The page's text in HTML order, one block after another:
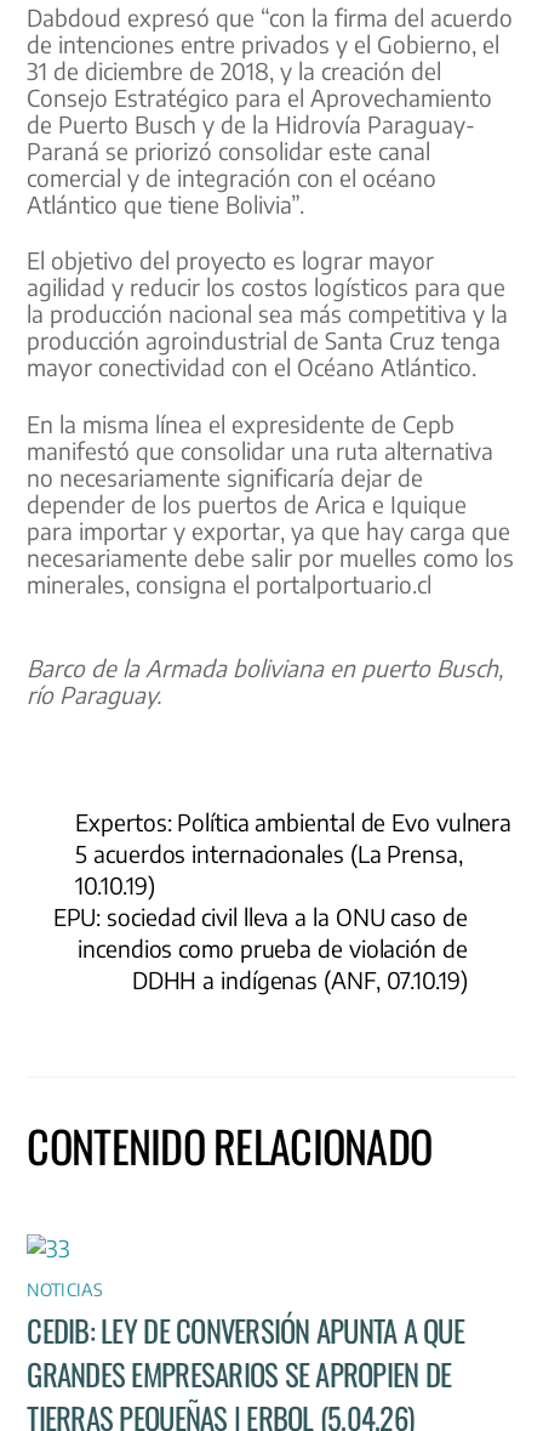
Dabdoud expresó que “con la firma del acuerdo
de intenciones entre privados y el Gobierno, el
31 de diciembre de 2018, y la creación del
Consejo Estratégico para el Aprovechamiento
de Puerto Busch y de la Hidrovía Paraguay-
Paraná se priorizó consolidar este canal
comercial y de integración con el océano
Atlántico que tiene Bolivia”.
El objetivo del proyecto es lograr mayor
agilidad y reducir los costos logísticos para que
la producción nacional sea más competitiva y la
producción agroindustrial de Santa Cruz tenga
mayor conectividad con el Océano Atlántico.
En la misma línea el expresidente de Cepb
manifestó que consolidar una ruta alternativa
no necesariamente significaría dejar de
depender de los puertos de Arica e Iquique
para importar y exportar, ya que hay carga que
necesariamente debe salir por muelles como los
minerales, consigna el portalportuario.cl
Barco de la Armada boliviana en puerto Busch,
río Paraguay.
Expertos: Política ambiental de Evo vulnera
5 acuerdos internacionales (La Prensa,
10.10.19)
EPU: sociedad civil lleva a la ONU caso de
incendios como prueba de violación de
DDHH a indígenas (ANF, 07.10.19)
CONTENIDO RELACIONADO
NOTICIAS
CEDIB: LEY DE CONVERSIÓN APUNTA A QUE
GRANDES EMPRESARIOS SE APROPIEN DE
TIERRAS PEQUEÑAS | ERBOL (5.04.26)